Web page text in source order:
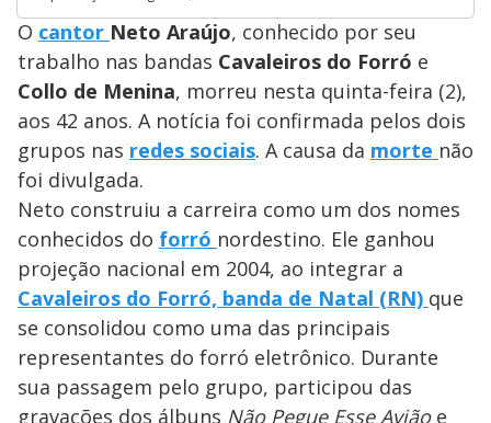
O cantor Neto Araújo, conhecido por seu
trabalho nas bandas Cavaleiros do Forró e
Collo de Menina, morreu nesta quinta-feira (2),
aos 42 anos. A notícia foi confirmada pelos dois
grupos nas redes sociais. A causa da morte não
foi divulgada.
Neto construiu a carreira como um dos nomes
conhecidos do forró nordestino. Ele ganhou
projeção nacional em 2004, ao integrar a
Cavaleiros do Forró, banda de Natal (RN) que
se consolidou como uma das principais
representantes do forró eletrônico. Durante
sua passagem pelo grupo, participou das
gravações dos álbuns Não Pegue Esse Aviãoe